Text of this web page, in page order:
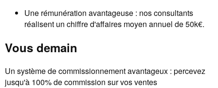
Une rémunération avantageuse : nos consultants
réalisent un chiffre d'affaires moyen annuel de 50k€.
Vous demain
Un système de commissionnement avantageux : percevez
jusqu'à 100% de commission sur vos ventes